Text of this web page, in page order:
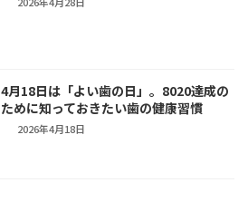
4月18日は「よい歯の日」。8020達成の
ために知っておきたい歯の健康習慣
2026年4月18日